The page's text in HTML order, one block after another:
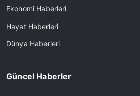
Ekonomi Haberleri
Hayat Haberleri
Dünya Haberleri
Güncel Haberler